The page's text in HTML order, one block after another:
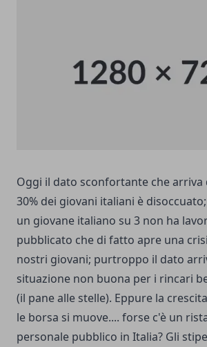
Oggi il dato sconfortante che arriva
30% dei giovani italiani è
un giovane italiano su 3 non ha
pubblicato che di fatto apre una
nostri giovani; purtroppo il dato
situazione non buona per i rincari
(il pane alle stelle). Eppure la
le borsa si muove.... forse c'è un
personale pubblico in Italia? Gli